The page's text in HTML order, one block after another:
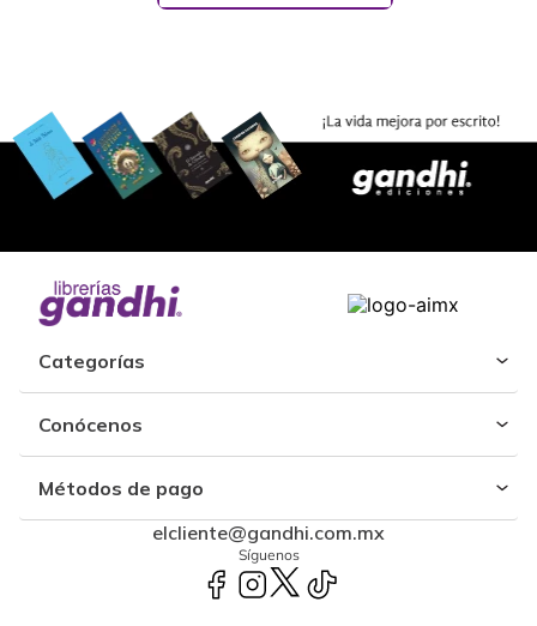
Categorías
Conócenos
Métodos de pago
elcliente@gandhi.com.mx
Síguenos